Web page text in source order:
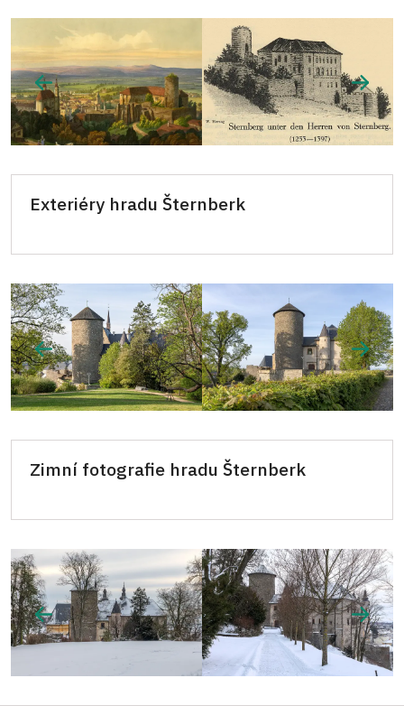
Exteriéry hradu Šternberk
Zimní fotografie hradu Šternberk